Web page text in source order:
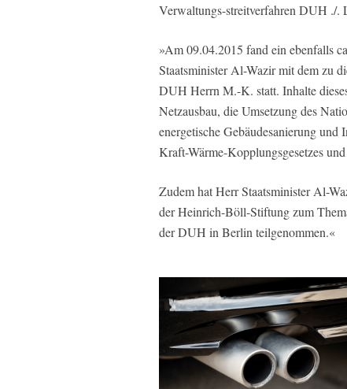
Verwaltungs-streitverfahren DUH ./.
»Am 09.04.2015 fand ein ebenfalls
Staatsminister Al-Wazir mit dem zu
DUH Herrn M.-K. statt. Inhalte
Netzausbau, die Umsetzung des
energetische Gebäudesanierung
Kraft-Wärme-Kopplungsgesetzes
Zudem hat Herr Staatsminister Al-
der Heinrich-Böll-Stiftung zum
der DUH in Berlin teilgenommen.«